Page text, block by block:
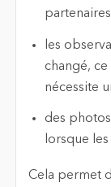
les
changé,
nécessite
des
lorsque
Cela permet